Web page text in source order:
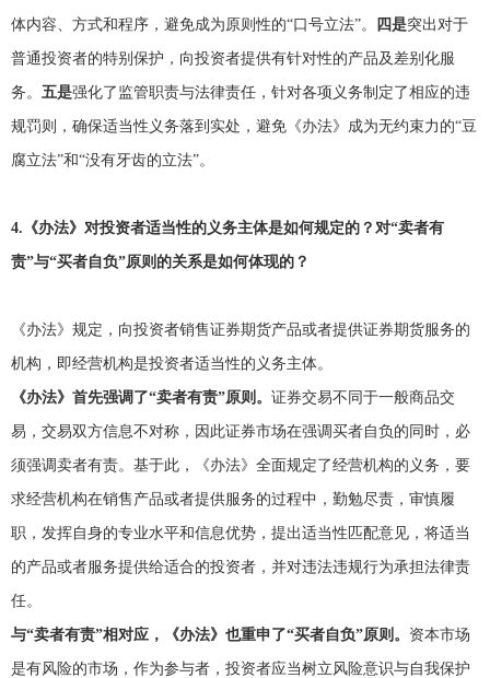
体内容、方式和程序，避免成为原则性的“口号立法”。 四是突出对于
普通投资者的特别保护，向投资者提供有针对性的产品及差别化服
务。 五是强化了监管职责与法律责任，针对各项义务制定了相应的违
规罚则，确保适当性义务落到实处，避免《办法》成为无约束力的“豆
腐立法”和“没有牙齿的立法”。
4. 《办法》对投资者适当性的义务主体是如何规定的？对“卖者有
责”与“买者自负”原则的关系是如何体现的？
《办法》规定，向投资者销售证券期货产品或者提供证券期货服务的
机构，即经营机构是投资者适当性的义务主体。
《办法》首先强调了“卖者有责”原则。 证券交易不同于一般商品交
易，交易双方信息不对称，因此证券市场在强调买者自负的同时，必
须强调卖者有责。基于此，《办法》全面规定了经营机构的义务，要
求经营机构在销售产品或者提供服务的过程中，勤勉尽责，审慎履
职，发挥自身的专业水平和信息优势，提出适当性匹配意见，将适当
的产品或者服务提供给适合的投资者，并对违法违规行为承担法律责
任。
与“卖者有责”相对应，《办法》也重申了“买者自负”原则。 资本市场
是有风险的市场，作为参与者，投资者应当树立风险意识与自我保护